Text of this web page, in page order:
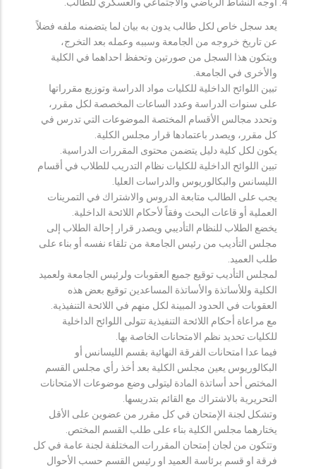
يعد سجل خاص لكل طالب يدون به بيان لما يتضمنه ملفه فضلاً
عن تاريخ خروجه من الجامعة وسببه وعمله بعد التخرج،
ويتكون هذا السجل من صورتين وتحفظ احداهما في الكلية
والأخرى في الجامعة.
تبين اللوائح الداخلية للكليات مواد الدراسة وتوزيع مقرراتها
على سنوات الدراسة وعدد الساعات المخصصة لكل مقرر،
وتحدد مجالس الأقسام المختصة الموضوعات التي تدرس في
كل مقرر، ويصدر باعتمادها قرار مجلس الكلية.
يكون لكل كلية دليل يتضمن محتوى المقررات الدراسية.
تبين اللوائح الداخلية للكليات نظام التدريب للطلاب في أقسام
الليسانس والبكالوريوس والدراسات العليا.
يجب على الطالب متابعة الدروس والاشتراك في التمرينات
العملية أو قاعات البحث وفقاً لأحكام اللائحة الداخلية.
يخضع الطلاب للنظام التأديبي ويصدر قرار إحالة الطلاب إلى
مجلس التأديب من رئيس الجامعة من تلقاء نفسه أو بناء على
طلب العميد.
لمجلس التأديب توقيع جميع العقوبات ولرئيس الجامعة ولعميد
الكلية وللأساتذة والأساتذة المساعدين توقيع بعض هذه
العقوبات في الحدود المبينة لكل منهم في اللائحة التنفيذية.
مع مراعاة أحكام اللائحة التنفيذية تتولى اللوائح الداخلية
للكليات تحديد نظم الامتحانات الخاصة بها.
فيما عدا امتحانات الفرقة النهائية بقسم الليسانس أو
البكالوريوس يعين مجلس الكلية بعد أخذ رأي مجلس القسم
المختص أحد أساتذة المادة ليتولى وضع موضوعات الامتحانات
التحريرية بالاشتراك مع القائم بتدريسها.
وتشكل لجنة الإمتحان في كل مقرر من عضوين على الأقل
يختارهما مجلس الكلية بناء على طلب القسم المختص.
وتتكون من لجان إمتحان المقررات المختلفة لجنة عامة في كل
فرقة او قسم برئاسة العميد او رئيس القسم حسب الأحوال